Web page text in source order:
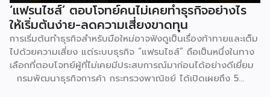
‘แฟรนไชส์’ ตอบโจทย์คนไม่เคยทำธุรกิจอย่างไร
ให้เริ่มต้นง่าย-ลดความเสี่ยงขาดทุน
การเริ่มต้นทำธุรกิจสำหรับมือใหม่อาจฟังดูเป็นเรื่องท้าทายและเต็ม
ไปด้วยความเสี่ยง แต่ระบบธุรกิจ “แฟรนไชส์” ถือเป็นหนึ่งในทาง
เลือกที่ตอบโจทย์ผู้ที่ไม่เคยมีประสบการณ์มาก่อนได้อย่างดีเยี่ยม
กรมพัฒนาธุรกิจการค้า กระทรวงพาณิชย์ ได้เปิดเผยถึง 5